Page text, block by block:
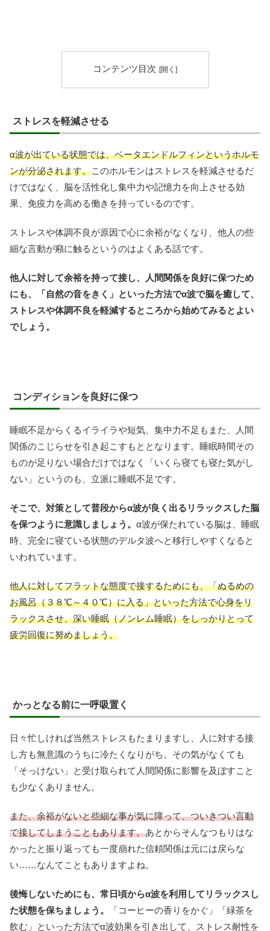
コンテンツ目次
ストレスを軽減させる
α波が出ている状態では、ベータエンドルフィンというホルモ
ンが分泌されます。このホルモンはストレスを軽減させるだ
けではなく、脳を活性化し集中力や記憶力を向上させる効
果、免疫力を高める働きを持っているのです。
ストレスや体調不良が原因で心に余裕がなくなり、他人の些
細な言動が癪に触るというのはよくある話です。
他人に対して余裕を持って接し、人間関係を良好に保つため
にも、「自然の音をきく」といった方法でα波で脳を癒して、
ストレスや体調不良を軽減するところから始めてみるとよい
でしょう。
コンディションを良好に保つ
睡眠不足からくるイライラや短気、集中力不足もまた、人間
関係のこじらせを引き起こすもととなります。睡眠時間その
ものが足りない場合だけではなく「いくら寝ても寝た気がし
ない」というのも、立派に睡眠不足です。
そこで、対策として普段からα波が良く出るリラックスした脳
を保つように意識しましょう。 α波が保たれている脳は、睡眠
時、完全に寝ている状態のデルタ波へと移行しやすくなると
いわれています。
他人に対してフラットな態度で接するためにも、「ぬるめの
お風呂（３８℃～４０℃）に入る」といった方法で心身をリ
ラックスさせ、深い睡眠（ノンレム睡眠）をしっかりとって
疲労回復に努めましょう。
かっとなる前に一呼吸置く
日々忙しければ当然ストレスもたまりますし、人に対する接
し方も無意識のうちに冷たくなりがち。その気がなくても
「そっけない」と受け取られて人間関係に影響を及ぼすこと
も少なくありません。
また、余裕がないと些細な事が気に障って、ついきつい言動
で接してしまうこともあります。あとからそんなつもりはな
かったと振り返っても一度崩れた信頼関係は元には戻らな
い……なんてこともありますよね。
後悔しないためにも、常日頃からα波を利用してリラックスし
た状態を保ちましょう。
「コーヒーの香りをかぐ」「緑茶を
飲む」といった方法でα波効果を引き出して、ストレス耐性を